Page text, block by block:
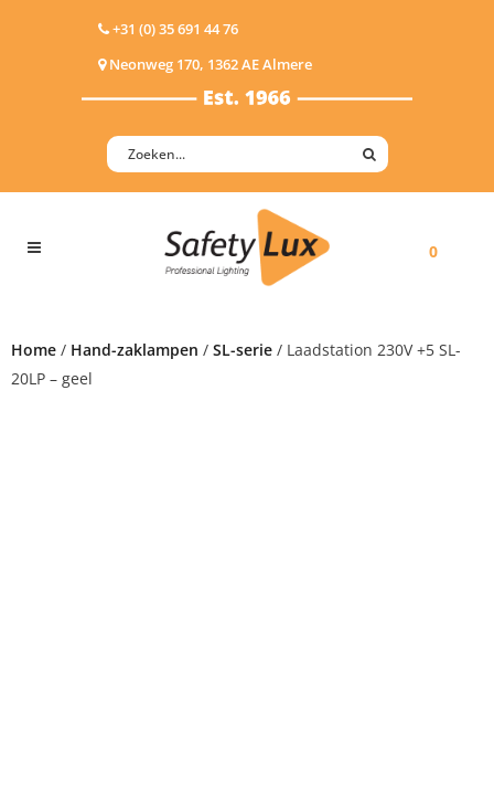
+31 (0) 35 691 44 76
Neonweg 170, 1362 AE Almere
0
Home / Hand-zaklampen / SL-serie / Laadstation 230V +5 SL-
20LP – geel